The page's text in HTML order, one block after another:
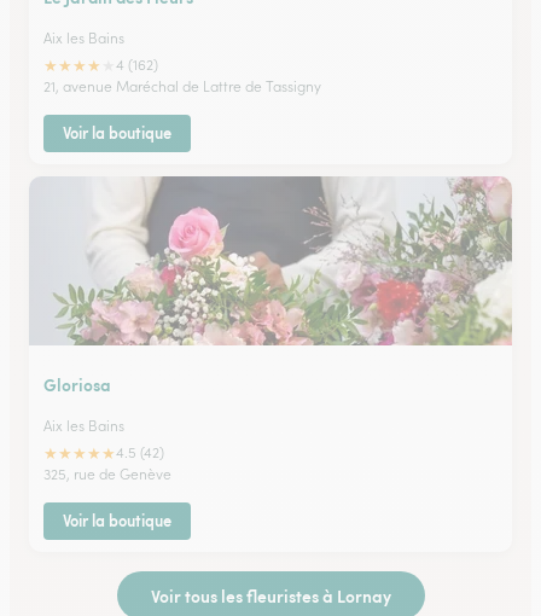
Aix les Bains
★★★★
4 (162)
21, avenue Maréchal de Lattre de Tassigny
Voir la boutique
Gloriosa
Aix les Bains
★★★★★4.5 (42)
325, rue de Genève
Voir la boutique
Voir tous les fleuristes à Lornay